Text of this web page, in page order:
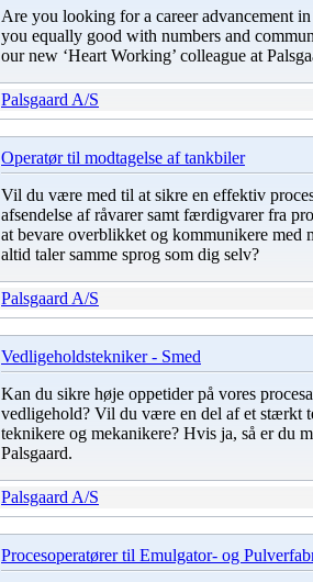
Are you looking for a career advancement
you equally good with numbers and
our new ‘Heart Working’ colleague at
Palsgaard A/S
Operatør til modtagelse af tankbiler
Vil du være med til at sikre en effektiv
afsendelse af råvarer samt færdigvarer fra
at bevare overblikket og kommunikere med
altid taler samme sprog som dig selv?
Palsgaard A/S
Vedligeholdstekniker - Smed
Kan du sikre høje oppetider på vores
vedligehold? Vil du være en del af et stærkt
teknikere og mekanikere? Hvis ja, så er du
Palsgaard.
Palsgaard A/S
Procesoperatører til Emulgator- og